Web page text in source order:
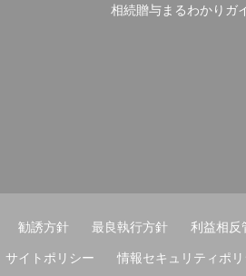
相続贈与まるわかりガ
勧誘方針 最良執行方針 利益相反
サイトポリシー 情報セキュリティポ